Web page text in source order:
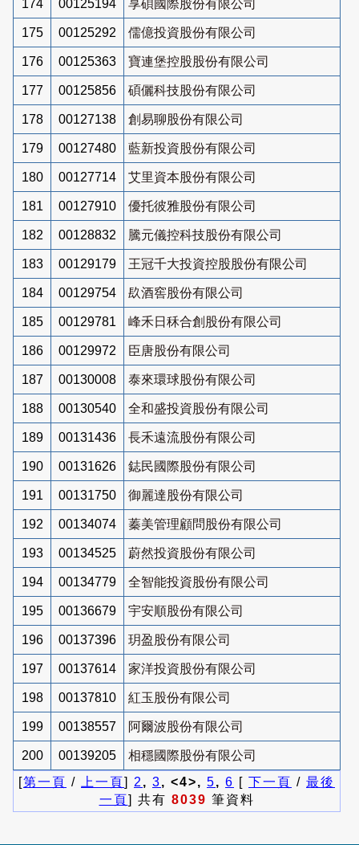
174 00125194 享碩國際股份有限公司
175 00125292 儒億投資股份有限公司
176 00125363 寶連堡控股股份有限公司
177 00125856 碩儷科技股份有限公司
178 00127138 創易聊股份有限公司
179 00127480 藍新投資股份有限公司
180 00127714 艾里資本股份有限公司
181 00127910 優托彼雅股份有限公司
182 00128832 騰元儀控科技股份有限公司
183 00129179 王冠千大投資控股股份有限公司
184 00129754 镹酒窖股份有限公司
185 00129781 峰禾日秝合創股份有限公司
186 00129972 臣唐股份有限公司
187 00130008 泰來環球股份有限公司
188 00130540 全和盛投資股份有限公司
189 00131436 長禾遠流股份有限公司
190 00131626 鋕民國際股份有限公司
191 00131750 御麗達股份有限公司
192 00134074 蓁美管理顧問股份有限公司
193 00134525 蔚然投資股份有限公司
194 00134779 全智能投資股份有限公司
195 00136679 宇安順股份有限公司
196 00137396 玥盈股份有限公司
197 00137614 家洋投資股份有限公司
198 00137810 紅玉股份有限公司
199 00138557 阿爾波股份有限公司
200 00139205
相穩國際股份有限公司
[第一頁 / 上一頁] 2 , 3, <4>, 5, 6 [ 下一頁 / 最後
一頁] 共有 8039 筆資料